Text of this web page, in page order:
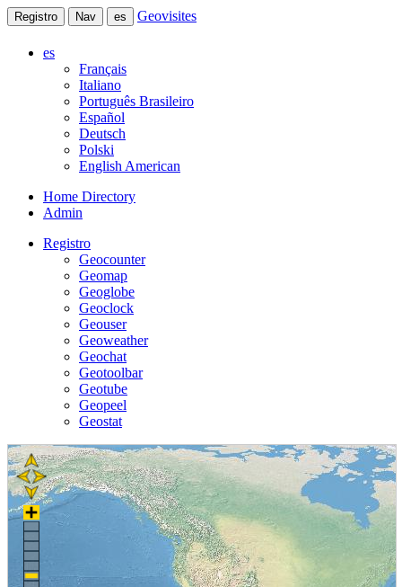
Registro Nav es Geovisites
es
Français
Italiano
Português Brasileiro
Español
Deutsch
Polski
English American
Home Directory
Admin
Registro
Geocounter
Geomap
Geoglobe
Geoclock
Geouser
Geoweather
Geochat
Geotoolbar
Geotube
Geopeel
Geostat